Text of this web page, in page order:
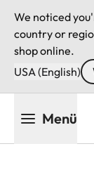
We noticed
country or
shop online.
USA (English)
Menü